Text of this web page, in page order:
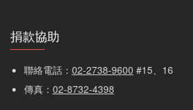
捐款協助
聯絡電話： 02-2738-9600 #15、16
傳真： 02-8732-4398